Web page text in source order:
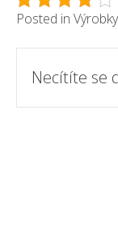
Posted in Výrobky
Post
Necítíte se